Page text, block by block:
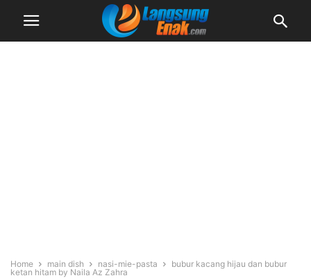
Home main dish nasi-mie-pasta
bubur kacang hijau dan bubur
ketan hitam by Naila Az Zahra